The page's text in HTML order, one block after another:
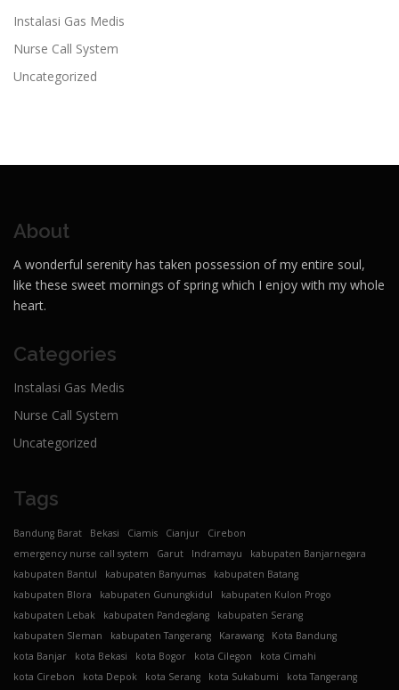
Instalasi Gas Medis
Nurse Call System
Uncategorized
About
A wonderful serenity has taken possession of my entire soul,
like these sweet mornings of spring which I enjoy with my whole
heart.
Categories
Instalasi Gas Medis
Nurse Call System
Uncategorized
Tags
Bandung Barat Bekasi Ciamis Cianjur
Cirebon
emergency nurse call system
Garut Indramayu
kabupaten Banjarnegara
kabupaten Bantul
kabupaten Banyumas
kabupaten Batang
kabupaten Blora
kabupaten Gunungkidul
kabupaten Kulon Progo
kabupaten Lebak
kabupaten Pandeglang
kabupaten Serang
kabupaten Sleman
kabupaten Tangerang Karawang
Kota Bandung
kota Banjar
kota Bekasi kota Bogor kota Cilegon
kota Cimahi
kota Cirebon
kota Depok kota Serang kota Sukabumi kota Tangerang